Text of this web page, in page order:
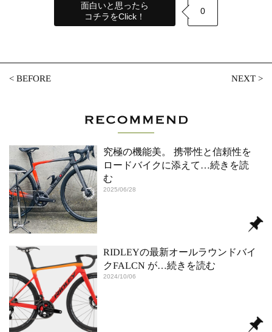
面白いと思ったら
コチラをClick！
0
<BEFORE NEXT>
究極の機能美。 携帯性と信頼性を
ロードバイクに添えて …続きを読
む
2025/06/28
RIDLEYの最新オールラウンドバイ
クFALCN が…続きを読む
2024/10/06